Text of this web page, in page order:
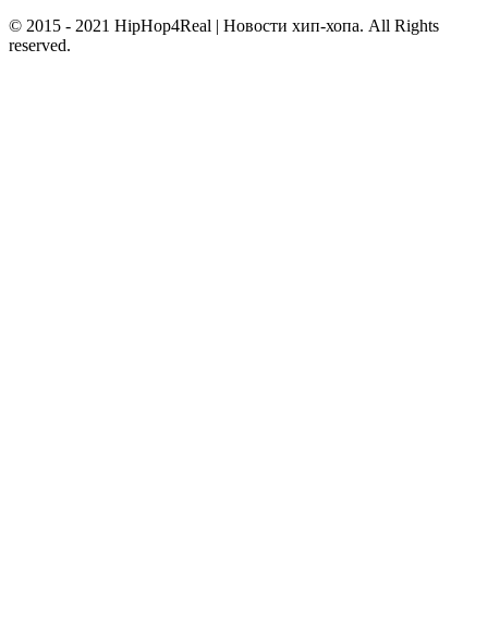
© 2015 - 2021 HipHop4Real | Новости хип-хопа. All Rights
reserved.